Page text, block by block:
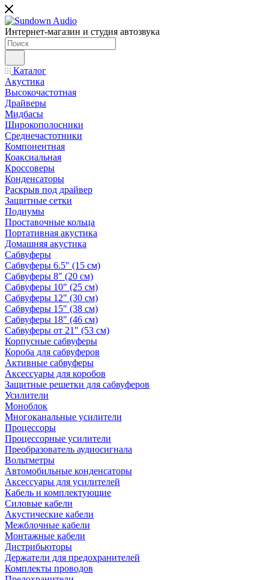
Интернет-магазин и студия автозвука
Каталог
Акустика
Высокочастотная
Драйверы
Мидбасы
Широкополосники
Среднечастотники
Компонентная
Коаксиальная
Кроссоверы
Конденсаторы
Раскрыв под драйвер
Защитные сетки
Подиумы
Проставочные кольца
Портативная акустика
Домашняя акустика
Сабвуферы
Сабвуферы 6.5" (15 см)
Сабвуферы 8" (20 см)
Сабвуферы 10" (25 см)
Сабвуферы 12" (30 см)
Сабвуферы 15" (38 см)
Сабвуферы 18" (46 см)
Сабвуферы от 21" (53 см)
Корпусные сабвуферы
Короба для сабвуферов
Активные сабвуферы
Аксессуары для коробов
Защитные решетки для сабвуферов
Усилители
Моноблок
Многоканальные усилители
Процессоры
Процессорные усилители
Преобразователь аудиосигнала
Вольтметры
Автомобильные конденсаторы
Аксессуары для усилителей
Кабель и комплектующие
Силовые кабели
Акустические кабели
Межблочные кабели
Монтажные кабели
Дистрибьюторы
Держатели для предохранителей
Комплекты проводов